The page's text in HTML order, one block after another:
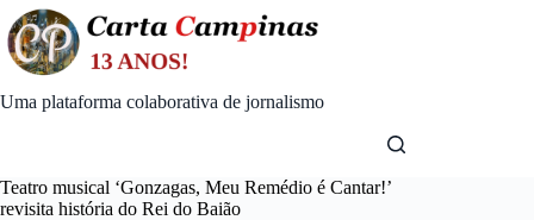
Skip
to
content
Uma plataforma colaborativa de jornalismo
Teatro musical ‘Gonzagas, Meu Remédio é Cantar!’
revisita história do Rei do Baião